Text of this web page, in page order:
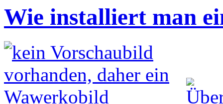
Wie installiert man